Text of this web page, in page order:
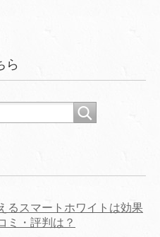
ら
るスマートホワイトは効果
ミ・評判は？